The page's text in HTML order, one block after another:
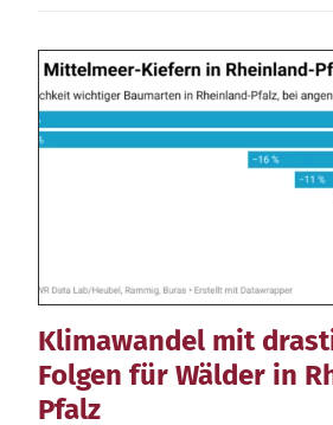
Klimawandel mit
Folgen für Wälder in
Pfalz